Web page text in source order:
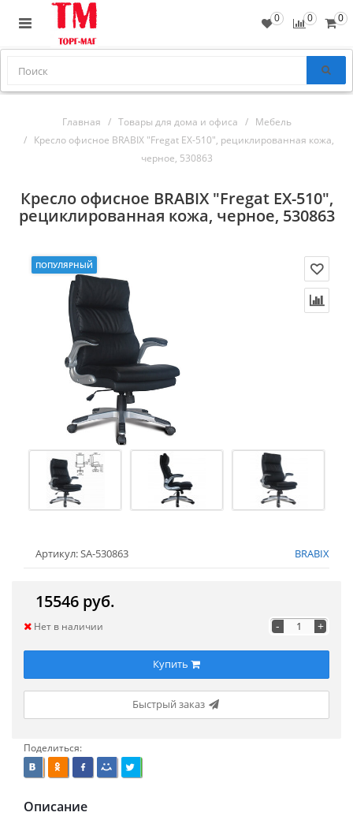
0
0
0
Главная Товары для дома и офиса
Мебель
Кресло офисное BRABIX "Fregat EX-510", рециклированная кожа,
черное, 530863
Кресло офисное BRABIX "Fregat EX-510",
рециклированная кожа, черное, 530863
ПОПУЛЯРНЫЙ
Артикул: SA-530863 BRABIX
15546 руб.
Нет в наличии - +
Купить
Быстрый заказ
Поделиться:
Описание